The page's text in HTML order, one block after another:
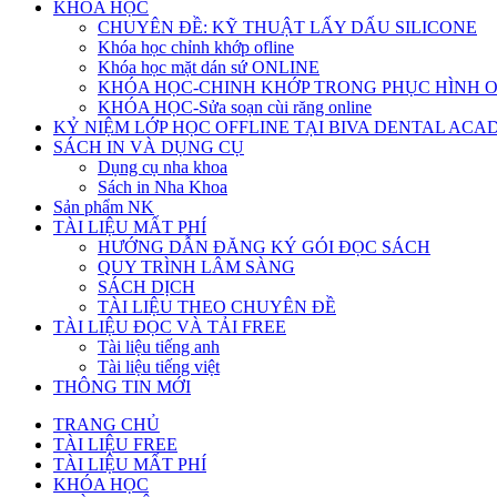
KHÓA HỌC
CHUYÊN ĐỀ: KỸ THUẬT LẤY DẤU SILICONE
Khóa học chỉnh khớp ofline
Khóa học mặt dán sứ ONLINE
KHÓA HỌC-CHINH KHỚP TRONG PHỤC HÌNH
KHÓA HỌC-Sửa soạn cùi răng online
KỶ NIỆM LỚP HỌC OFFLINE TẠI BIVA DENTAL
SÁCH IN VÀ DỤNG CỤ
Dụng cụ nha khoa
Sách in Nha Khoa
Sản phẩm NK
TÀI LIỆU MẤT PHÍ
HƯỚNG DẪN ĐĂNG KÝ GÓI ĐỌC SÁCH
QUY TRÌNH LÂM SÀNG
SÁCH DỊCH
TÀI LIỆU THEO CHUYÊN ĐỀ
TÀI LIỆU ĐỌC VÀ TẢI FREE
Tài liệu tiếng anh
Tài liệu tiếng việt
THÔNG TIN MỚI
TRANG CHỦ
TÀI LIỆU FREE
TÀI LIỆU MẤT PHÍ
KHÓA HỌC